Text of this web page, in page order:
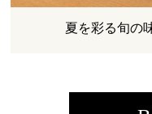
夏を彩る旬の